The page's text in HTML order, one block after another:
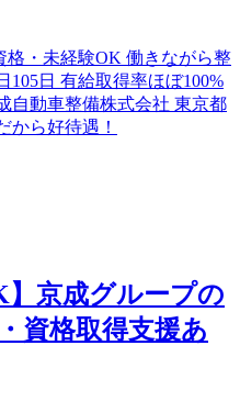
】京成グループの
資格取得支援あ